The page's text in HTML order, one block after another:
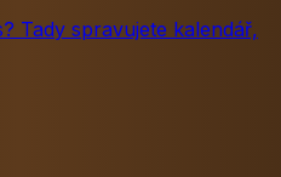
Tady spravujete kalendář,